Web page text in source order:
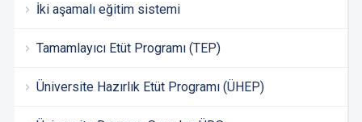
İki aşamalı eğitim sistemi
Tamamlayıcı Etüt Programı (TEP)
Üniversite Hazırlık Etüt Programı (ÜHEP)